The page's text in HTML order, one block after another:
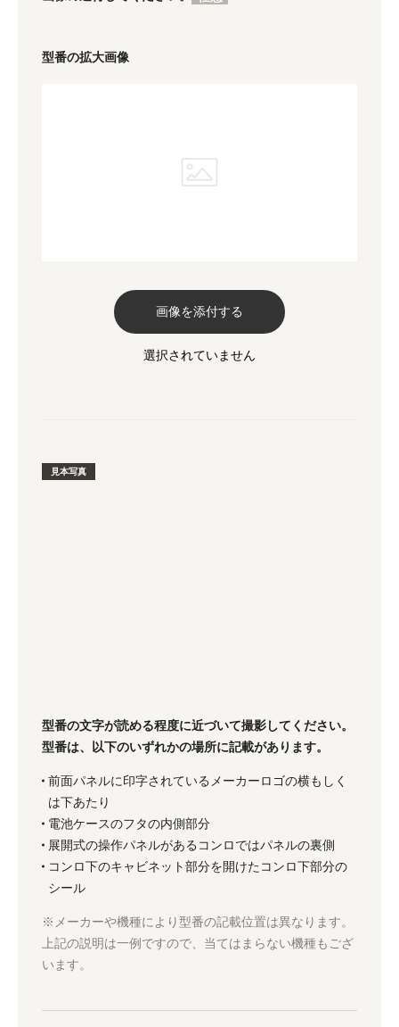
型番の拡大画像
画像を添付する
見本写真
型番の文字が読める程度に近づいて撮影してください。
型番は、以下のいずれかの場所に記載があります。
前面パネルに印字されているメーカーロゴの横もしく
は下あたり
電池ケースのフタの内側部分
展開式の操作パネルがあるコンロではパネルの裏側
コンロ下のキャビネット部分を開けたコンロ下部分の
シール
※メーカーや機種により型番の記載位置は異なります。
上記の説明は一例ですので、当てはまらない機種もござ
います。